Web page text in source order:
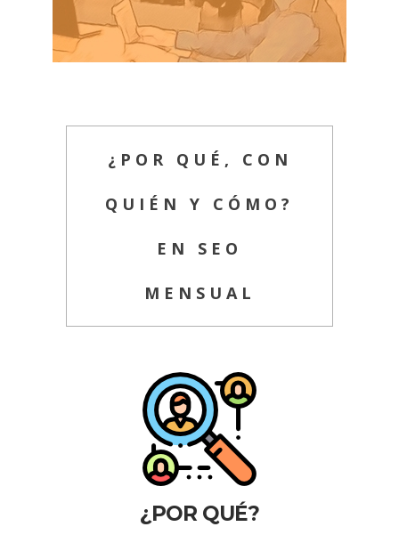
¿POR QUÉ, CON
QUIÉN Y CÓMO?
EN SEO
MENSUAL
¿POR QUÉ?